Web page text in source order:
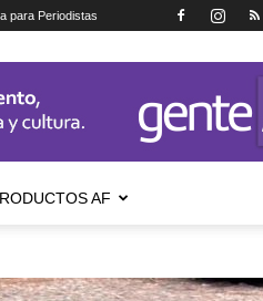
para Periodistas
AF